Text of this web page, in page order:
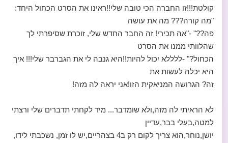
קולטת!!!זו החברה הכי טובה שלי!!ראינו את הסרט הכחול היחד:
"מה קורה??? מה את עושה
פה??" -"אה תכירי! זה החבר החדש שלי, זוכרת שסיפרתי לך
שהלוותי ממנו את הסרט
הכחול?" -ללללא יכול להיות!!היא גנבה לי את הגברבר שלי!!! איך
היא יכלה לעשות את
זה? הגרושה המניאקית הזו!אני יראה לה מזה!
לא הראיתי לה מזה,ולא שומדבר... מיד לקחתי תדברים שלי ורצתי
למטה,בעלי בבר,עדיין
יושן,נוחר,הוא צריך לקום רק ב4 בצהריים,יש לו זמן, נשכבתי לידו,